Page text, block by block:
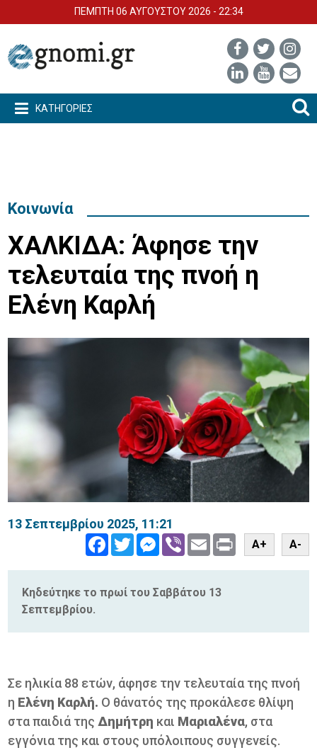
ΠΕΜΠΤΗ 06 ΑΥΓΟΥΣΤΟΥ 2026 - 22:34
ΚΑΤΗΓΟΡΙΕΣ
Κοινωνία
ΧΑΛΚΙΔΑ: Άφησε την
τελευταία της πνοή η
Ελένη Καρλή
13 Σεπτεμβρίου 2025, 11:21
FacebookTwitterMessenger
Viber Email PrintA+ A-
Κηδεύτηκε το πρωί του Σαββάτου 13
Σεπτεμβρίου.
Σε ηλικία 88 ετών, άφησε την τελευταία της πνοή
η Ελένη Καρλή. Ο θάνατός της προκάλεσε θλίψη
στα παιδιά της Δημήτρη και Μαριαλένα, στα
εγγόνια της και στους υπόλοιπους συγγενείς.